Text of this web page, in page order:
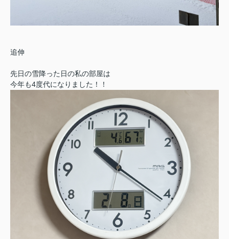
追伸
先日の雪降った日の私の部屋は
今年も4度代になりました！！